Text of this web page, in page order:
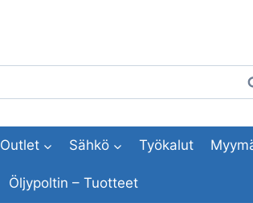
Outlet Sähkö Työkalut
Öljypoltin – Tuotteet